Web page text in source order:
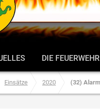
DIE FEUERWEHR
Einsätze 2020 (32)